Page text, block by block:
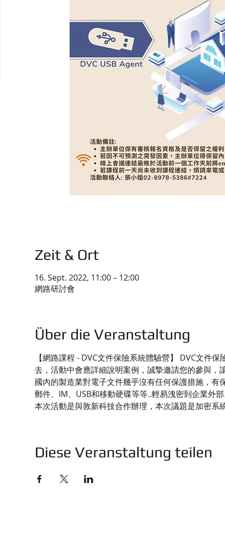
Zeit & Ort
16. Sept. 2022, 11:00 – 12:00
網路研討會
Über die Veranstaltung
【網路課程 - DVC文件保險系統體驗營】 DVC文件
去，活動中會應詳細說明案例，誠摯邀請您的參與，
國內的製造業對電子文件幾乎沒有任何保護措施，
郵件、IM、USB和移動硬碟等等..輕易洩密到企業外
本次活動是與敦新科技合作辦理，本次議題是加密系
Diese Veranstaltung teilen